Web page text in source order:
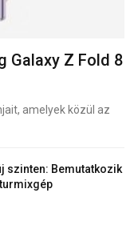
Galaxy Z Fold 8
amelyek közül az
szinten: Bemutatkozik